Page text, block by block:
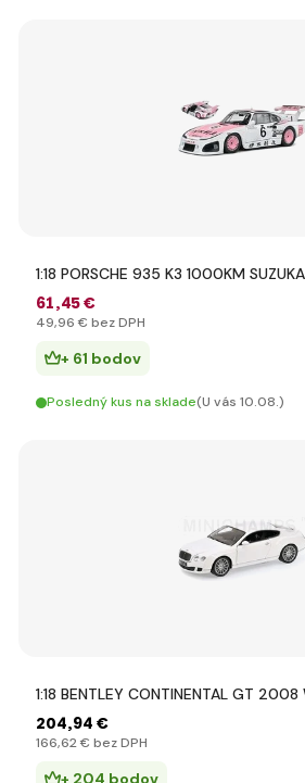
1:18 PORSCHE 935 K3 1000KM
61,45 €
49,96 € bez DPH
+ 61 bodov
Posledný kus na sklade(U vás 10.08.)
1:18 BENTLEY CONTINENTAL GT 2008
204,94 €
166,62 € bez DPH
+ 204 bodov